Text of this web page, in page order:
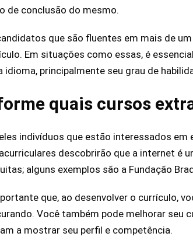
de conclusão do mesmo.
que são fluentes em mais de
Em situações como essas, é
idioma, principalmente seu grau de
quais cursos
indivíduos que estão interessados
descobrirão que a internet é
alguns exemplos são a Fundação
que, ao desenvolver o currículo,
Você também pode melhorar seu
a mostrar seu perfil e competência.